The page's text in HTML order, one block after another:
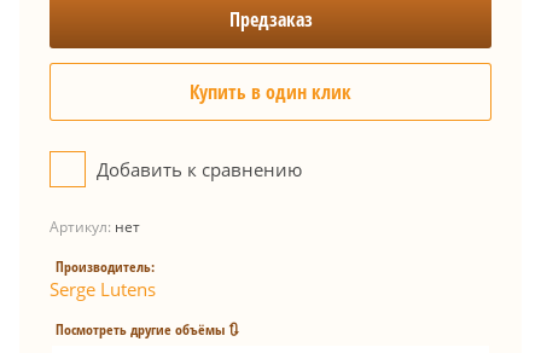
Предзаказ
Купить в один клик
Добавить к сравнению
Артикул: нет
Производитель:
Serge Lutens
Посмотреть другие объёмы 🔃